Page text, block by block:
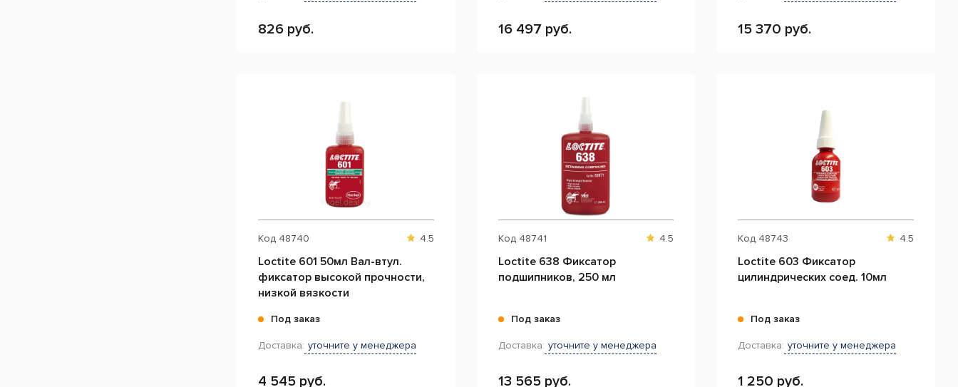
826 руб. 16 497 руб. 15 370 руб.
Код 48740 4.5
Loctite 601 50мл Вал-втул.
фиксатор высокой прочности,
низкой вязкости
Под заказ
Доставка: уточните у менеджера
4 545 руб.
Код 48741 4.5
Loctite 638 Фиксатор
подшипников, 250 мл
Под заказ
Доставка: уточните у менеджера
13 565 руб.
Код 48743 4.5
Loctite 603 Фиксатор
цилиндрических соед. 10мл
Под заказ
Доставка: уточните у менеджера
1 250 руб.